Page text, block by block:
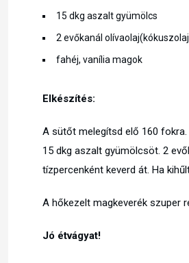
15 dkg aszalt gyümölcs
2 evőkanál
fahéj, vanília magok
Elkészítés:
A sütőt melegítsd elő 160
15 dkg aszalt gyümölcsöt. 2
tízpercenként keverd át. Ha
A hőkezelt magkeverék szuper
Jó étvágyat!